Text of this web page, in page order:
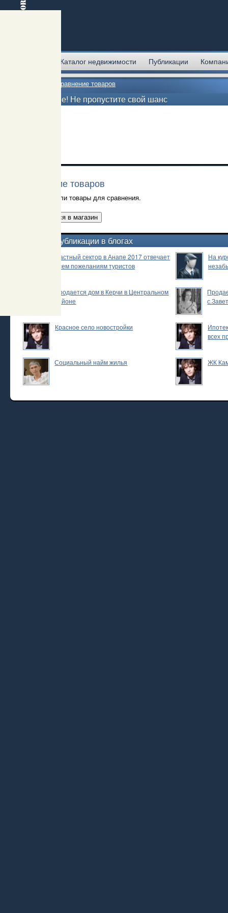
Каталог недвижимости Публикации
Сравнение товаров
Внимание! Не пропустите свой шанс
Сравнение товаров
Вы не выбрали товары для сравнения.
Новые публикации в блогах
Частный сектор в Анапе 2017 отвечает
всем пожеланиям туристов
На
Продается дом в Керчи в Центральном
районе
Красное село новостройки
всех
Социальный найм жилья ЖК